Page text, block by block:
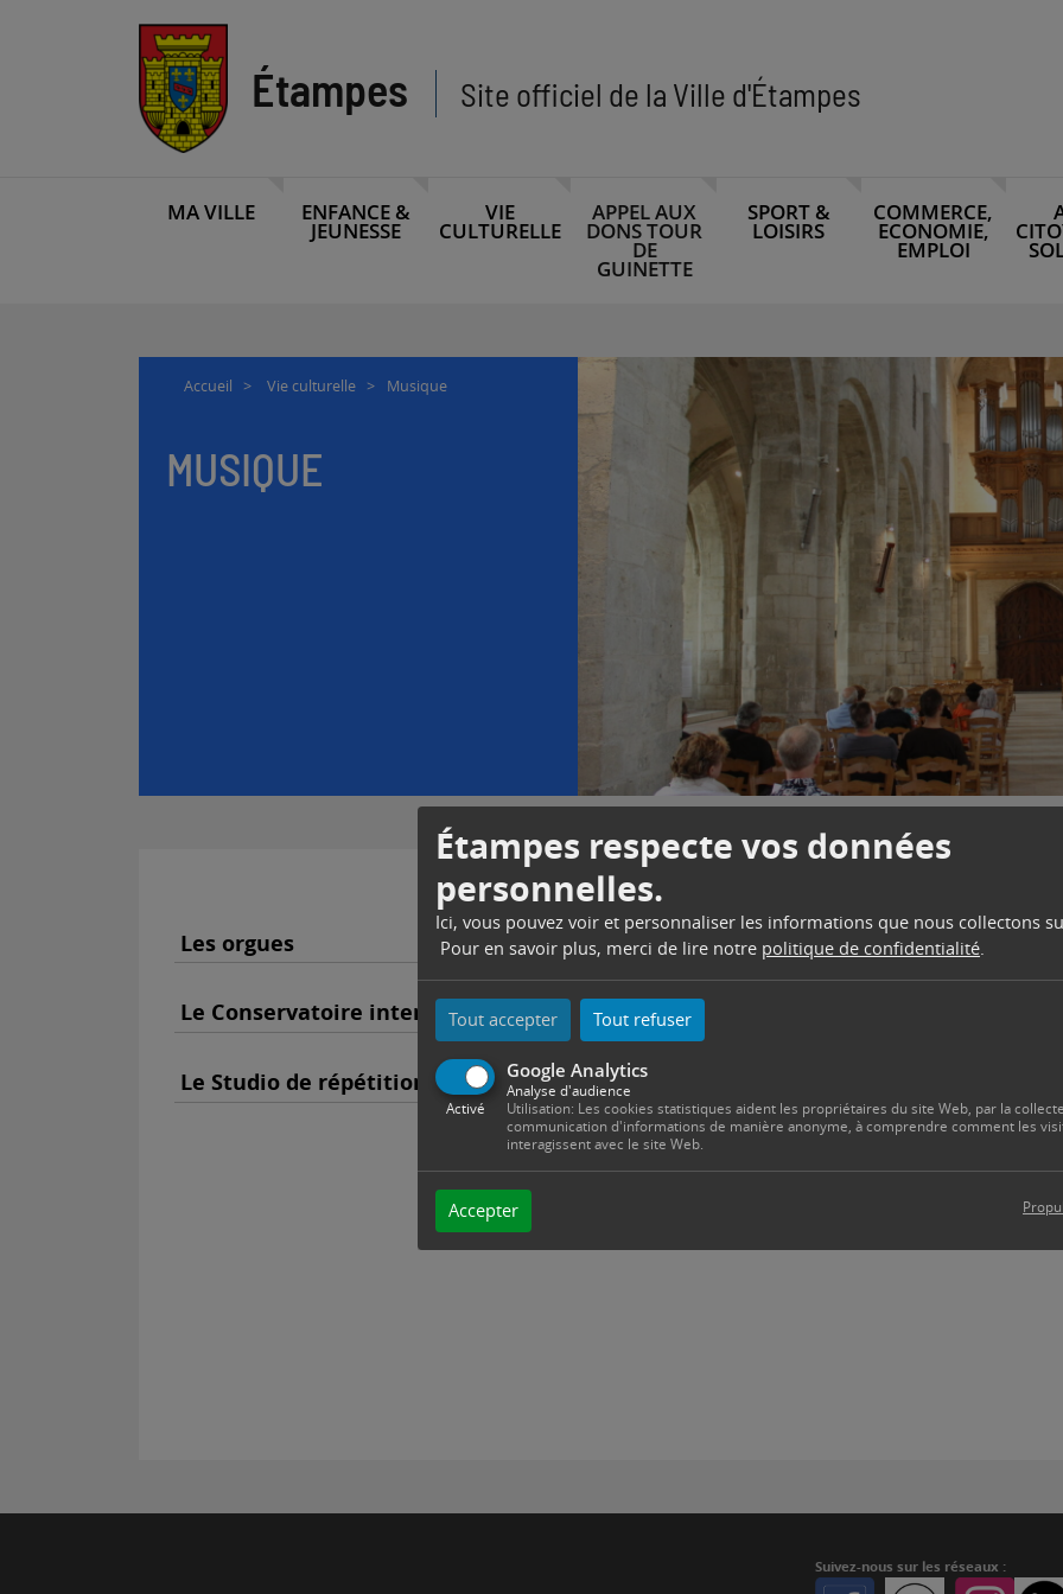
Étampes respecte vos données
personnelles.
Ici, vous pouvez voir et personnaliser les informations que nous collectons
Pour en savoir plus, merci de lire notre politique de confidentialité.
Tout accepter Tout refuser
Google Analytics
Activé
Analyse d'audience
Utilisation: Les cookies statistiques aident les propriétaires du site Web, par la
communication d'informations de manière anonyme, à comprendre comment les
interagissent avec le site Web.
Accepter
Étampes Site officiel de la Ville d'Étampes
MA VILLE ENFANCE &
JEUNESSE
VIE
CULTURELLE
APPEL AUX
DONS TOUR
DE
GUINETTE
SPORT &
LOISIRS
COMMERCE,
ECONOMIE,
EMPLOI
Accueil > Vie culturelle > Musique
MUSIQUE
Les orgues
Le Conservatoire intercommunal
Le Studio de répétition Sud & Sonne
Suivez-nous sur les réseaux :
Facebook Twitter